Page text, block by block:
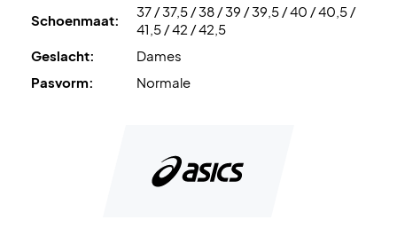
Breng je spel naar nieuwe hoogten - koop dit paar dames
badmintonschoenen!
Kleur: Wit en roze.
Schoenmaat:
37 / 37,5 / 38 / 39 / 39,5 / 40 / 40,5 /
41,5 / 42 / 42,5
Geslacht:
Dames
Pasvorm:
Normale